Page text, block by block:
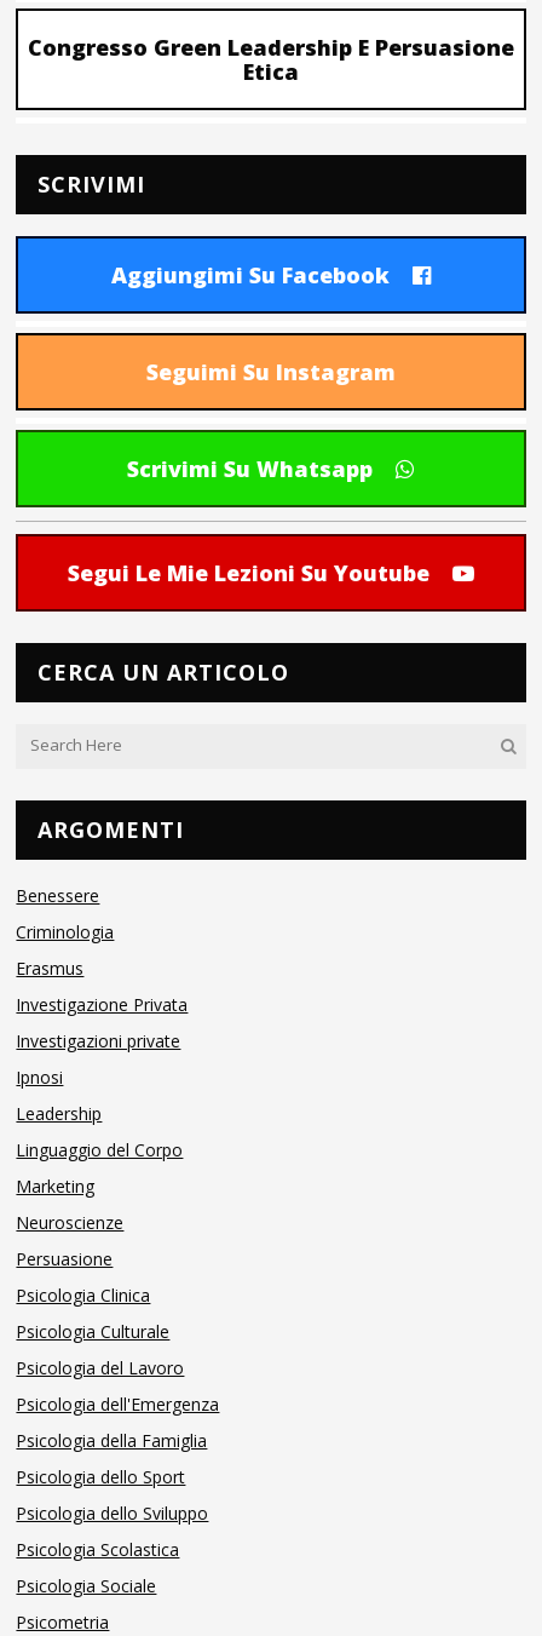
Congresso Green Leadership E Persuasione
Etica
SCRIVIMI
Aggiungimi Su Facebook
Seguimi Su Instagram
Scrivimi Su Whatsapp
Segui Le Mie Lezioni Su Youtube
CERCA UN ARTICOLO
ARGOMENTI
Benessere
Criminologia
Erasmus
Investigazione Privata
Investigazioni private
Ipnosi
Leadership
Linguaggio del Corpo
Marketing
Neuroscienze
Persuasione
Psicologia Clinica
Psicologia Culturale
Psicologia del Lavoro
Psicologia dell'Emergenza
Psicologia della Famiglia
Psicologia dello Sport
Psicologia dello Sviluppo
Psicologia Scolastica
Psicologia Sociale
Psicometria